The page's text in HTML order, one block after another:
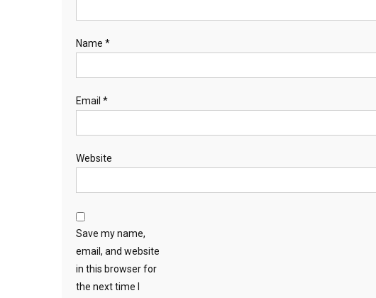
Name *
Email *
Website
Save my name,
email, and website
in this browser for
the next time I